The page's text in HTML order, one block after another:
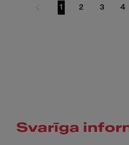
Iepriekšējā lapa
Doties uz lapu
1
Doties uz lapu
2
Doties
3 4
Svarīga